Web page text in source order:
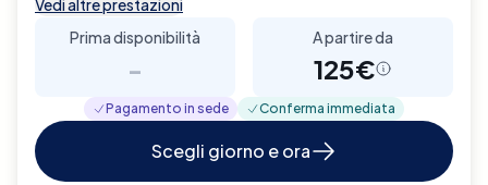
Prima disponibilità
-
A partire da
125€
Pagamento in sede Conferma immediata
Scegli giorno e ora